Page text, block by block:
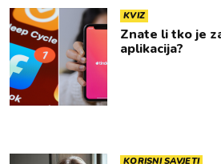
KVIZ
Znate li tko je
aplikacija?
KORISNI SAVJETI